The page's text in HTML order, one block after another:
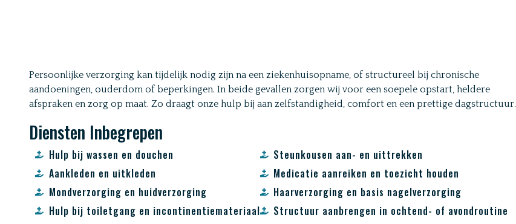
Persoonlijke verzorging kan tijdelijk nodig zijn na een ziekenhuisopname, of structureel bij chronische
aandoeningen, ouderdom of beperkingen. In beide gevallen zorgen wij voor een soepele opstart, heldere
afspraken en zorg op maat. Zo draagt onze hulp bij aan zelfstandigheid, comfort en een prettige dagstructuur.
Diensten Inbegrepen
Hulp bij wassen en douchen
Aankleden en uitkleden
Mondverzorging en huidverzorging
Hulp bij toiletgang en incontinentiemateriaal
Steunkousen aan- en uittrekken
Medicatie aanreiken en toezicht houden
Haarverzorging en basis nagelverzorging
Structuur aanbrengen in ochtend- of avondroutine